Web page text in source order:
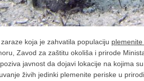
koja je zahvatila populaciju
Zavod za zaštitu okoliša i prirode
javnost da dojavi lokacije na kojima
živih jedinki plemenite periske u